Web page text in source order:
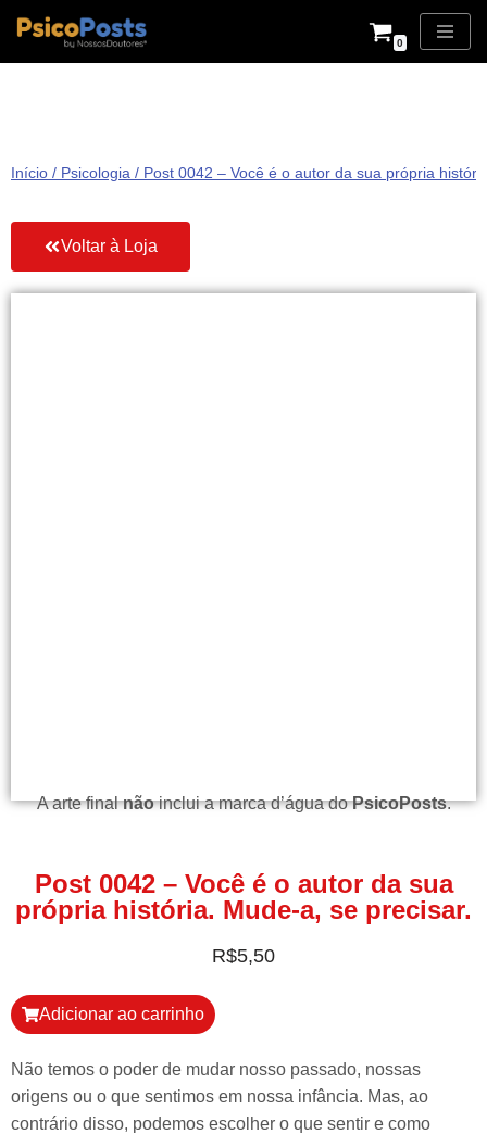
Pular
0
Início / Psicologia / Post 0042 – Você é o autor da sua própria
Voltar à Loja
A arte finalnãoinclui a marca d’água doPsicoPosts.
Post 0042 – Você é o autor da sua
própria história. Mude-a, se precisar.
R$5,50
Adicionar ao carrinho
Não temos o poder de mudar nosso passado, nossas
origens ou o que sentimos em nossa infância. Mas, ao
contrário disso, podemos escolher o que sentir e como